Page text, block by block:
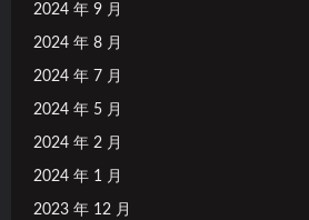
2024 年 9 月
2024 年 8 月
2024 年 7 月
2024 年 5 月
2024 年 2 月
2024 年 1 月
2023 年 12 月